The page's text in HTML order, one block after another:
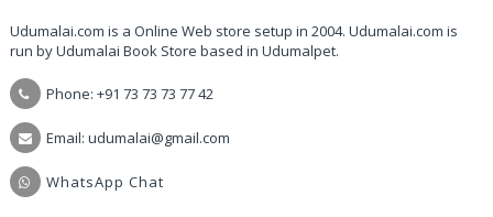
Udumalai.com is a Online Web store setup in 2004. Udumalai.com is
run by Udumalai Book Store based in Udumalpet.
Phone: +91 73 73 73 77 42
Email: udumalai@gmail.com
WhatsApp Chat